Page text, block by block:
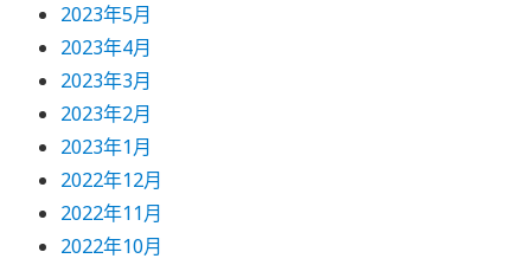
2023年5月
2023年4月
2023年3月
2023年2月
2023年1月
2022年12月
2022年11月
2022年10月